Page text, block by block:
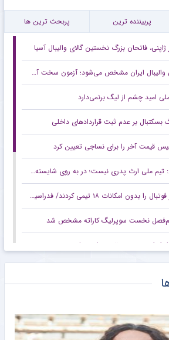
پربیننده ترین پربحث ترین ها
ژاپنی، فاتحان بزرگ نخستین گالای والیبال آسیا
ایران مشخص می‌شود؛ آزمون سخت آسیایی در پیش است
امید چشم از لیگ برنمی‌دارد
بسکتبال بر عدم ثبت قراردادهای داخلی
قیمت آخر را برای نساجی تعیین کرد
ملی ارث پدری نیست؛ در به روی شایسته‌ها باز است
امکانات ۱۸ تیمی کردند/ فدراسیون فوتبال خودش دلال است
نخست سوپرلیگ کاراته مشخص شد
ایران در جمع برترین‌های جهان
ایران آماده انتخابی جام ملت‌های آسیا